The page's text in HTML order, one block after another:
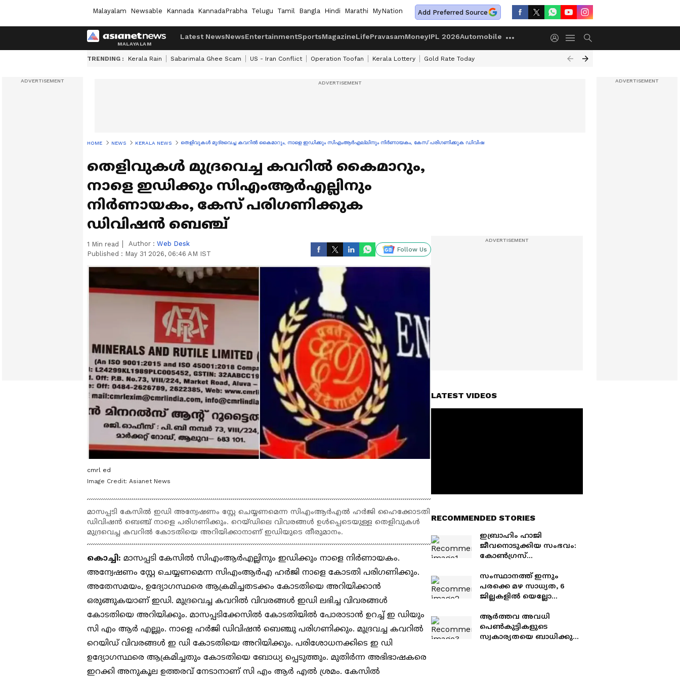
Malayalam Newsable Kannada KannadaPrabha Telugu Tamil Bangla Hindi Marathi MyNation Add Preferred Source
Latest NewsNewsEntertainmentSportsMagazineLifePravasamMoneyIPL 2026Automobile
TRENDING : Kerala Rain Sabarimala Ghee Scam US - Iran Conflict Operation Toofan Kerala Lottery Gold Rate Today
HOME NEWS KERALA NEWS തെളിവുകൾ മുദ്രവെച്ച കവറിൽ കൈമാറും, നാളെ ഇഡിക്കും സിഎംആർഎല്ലിനും നിർണായകം, കേസ് പരി​ഗണിക്കുക ഡിവിഷൻ ബെഞ്ച്
തെളിവുകൾ മുദ്രവെച്ച കവറിൽ കൈമാറും,
നാളെ ഇഡിക്കും സിഎംആർഎല്ലിനും
നിർണായകം, കേസ് പരി​ഗണിക്കുക
ഡിവിഷൻ ബെഞ്ച്
1 Min read Author : Web Desk
Published : May 31 2026, 06:46 AM IST
Follow Us
cmrl ed
Image Credit: Asianet News
മാസപ്പടി കേസിൽ ഇഡി അന്വേഷണം സ്റ്റേ ചെയ്യണമെന്ന സിഎംആർഎൽ ഹർജി ഹൈക്കോടതി
ഡിവിഷൻ ബെഞ്ച് നാളെ പരിഗണിക്കും. റെയ്ഡിലെ വിവരങ്ങൾ ഉൾപ്പെടെയുള്ള തെളിവുകൾ
മുദ്രവെച്ച കവറിൽ കോടതിയെ അറിയിക്കാനാണ് ഇഡിയുടെ തീരുമാനം.
കൊച്ചി: മാസപ്പടി കേസിൽ സിഎംആർഎല്ലിനും ഇഡിക്കും നാളെ നിർണായകം.
അന്വേഷണം സ്റ്റേ ചെയ്യണമെന്ന സിഎംആർഎ ഹർജി നാളെ കോടതി പരിഗണിക്കും.
അതേസമയം, ഉദ്യോഗസ്ഥരെ ആക്രമിച്ചതടക്കം കോടതിയെ അറിയിക്കാൻ
ഒരുങ്ങുകയാണ് ഇഡി. മുദ്രവെച്ച കവറിൽ വിവരങ്ങള്‍ ഇഡി ലഭിച്ച വിവരങ്ങൾ
കോടതിയെ അറിയിക്കും. മാസപ്പടിക്കേസിൽ കോടതിയിൽ പോരാടാൻ ഉറച്ച് ഇ ഡിയും
സി എം ആർ എല്ലും. നാളെ ഹർജി ഡിവിഷൻ ബെഞ്ചു പരിഗണിക്കും. മുദ്രവച്ച കവറിൽ
റെയിഡ് വിവരങ്ങൾ ഇ ഡി കോടതിയെ അറിയിക്കും. പരിശോധനക്കിടെ ഇ ഡി
ഉദ്യോഗസ്ഥരെ ആക്രമിച്ചതും കോടതിയെ ബോധ്യ പ്പെടുത്തും. മുതിർന്ന അഭിഭാഷകരെ
ഇറക്കി അനുകൂല ഉത്തരവ് നേടാനാണ് സി എം ആർ എൽ ശ്രമം. കേസിൽ
LATEST VIDEOS
RECOMMENDED STORIES
ഇബ്രാഹിം ഹാജി
ജീവനൊടുക്കിയ സംഭവം:
കോണ്‍ഗ്രസ്
കേസെടുക്കണമെന്നാവ
ശ്യം, 2 വര്‍ഷത്തിനിടെ
മാത്രം നടന്നത് 2.16
സംസ്ഥാനത്ത് ഇന്നും
പരക്കെ മഴ സാധ്യത, 6
ജില്ലകളിൽ യെല്ലോ
അടുത്ത നാല്
ദിവസത്തിനുള്ള കേരളാ
തീരം തൊടും
ആർത്തവ അവധി
പെൺകുട്ടികളുടെ
സ്വകാര്യതയെ ബാധിക്കുന്ന